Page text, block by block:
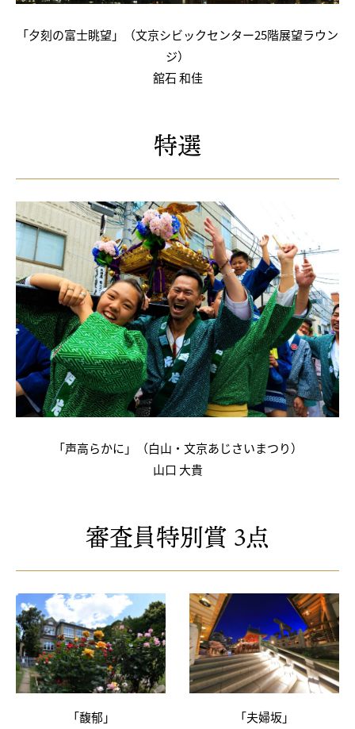
「夕刻の富士眺望」（文京シビックセンター25階展望ラウン
ジ）
舘石 和佳
特選
「声高らかに」（白山・文京あじさいまつり）
山口 大貴
審査員特別賞 3点
「馥郁」
「夫婦坂」